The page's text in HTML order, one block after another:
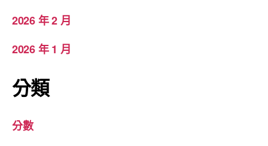
2026 年 2 月
2026 年 1 月
分類
分數